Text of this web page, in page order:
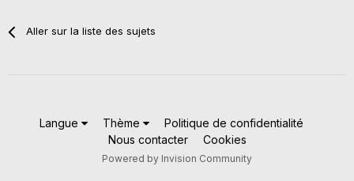
Aller sur la liste des sujets
Langue Thème
Politique de confidentialité
Nous contacter
Cookies
Powered by Invision Community